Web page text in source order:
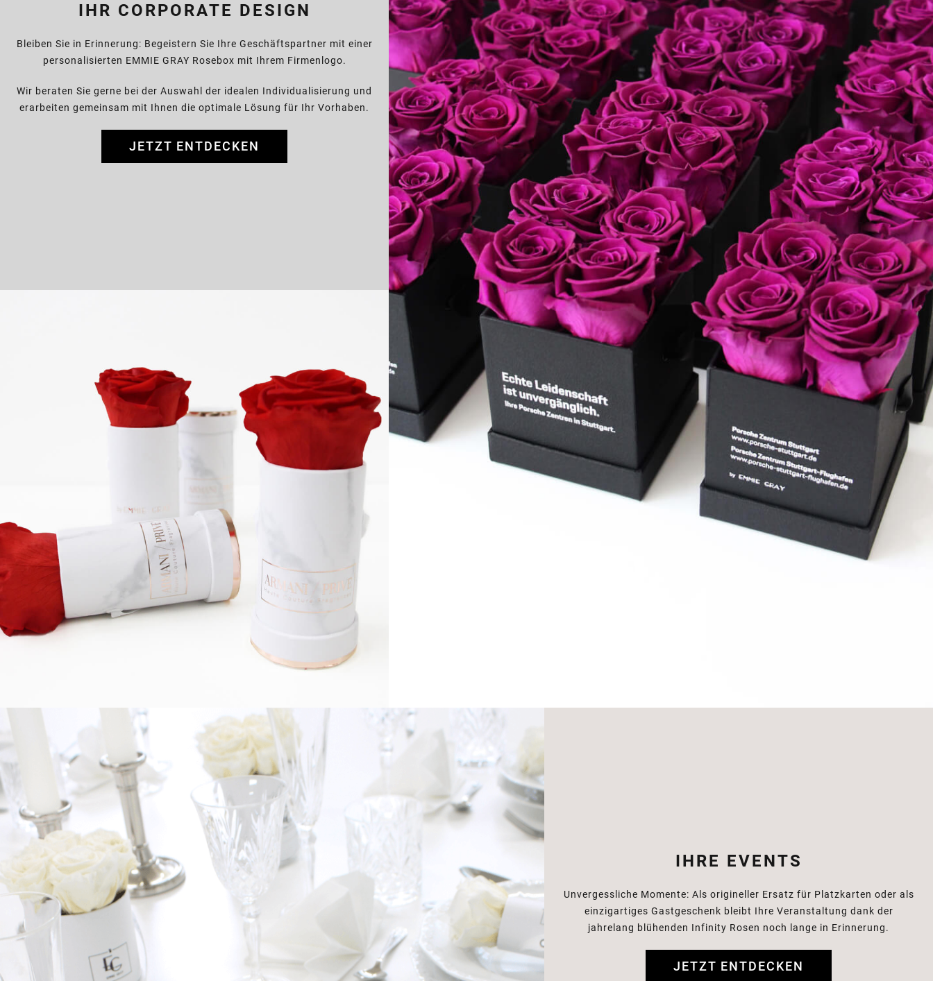
IHRE EVENTS
Unvergessliche Momente: Als origineller Ersatz für Platzkarten oder als
einzigartiges Gastgeschenk bleibt Ihre Veranstaltung dank der
jahrelang blühenden Infinity Rosen noch lange in Erinnerung.
JETZT ENTDECKEN
IHR CORPORATE DESIGN
Bleiben Sie in Erinnerung: Begeistern Sie Ihre Geschäftspartner mit einer
personalisierten EMMIE GRAY Rosebox mit Ihrem Firmenlogo.
Wir beraten Sie gerne bei der Auswahl der idealen Individualisierung und
erarbeiten gemeinsam mit Ihnen die optimale Lösung für Ihr Vorhaben.
JETZT ENTDECKEN